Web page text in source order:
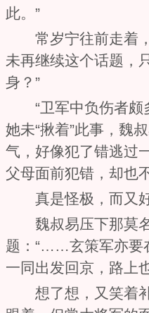
此。”
常岁宁往前走着
未再继续这个话题，
身？”
“卫军中负伤者
她未“揪着”此事，魏
气，好像犯了错逃
父母面前犯错，却也
真是怪极，而又
魏叔易压下那莫
题：“……玄策军亦要
一同出发回京，路上
想了想，又笑着